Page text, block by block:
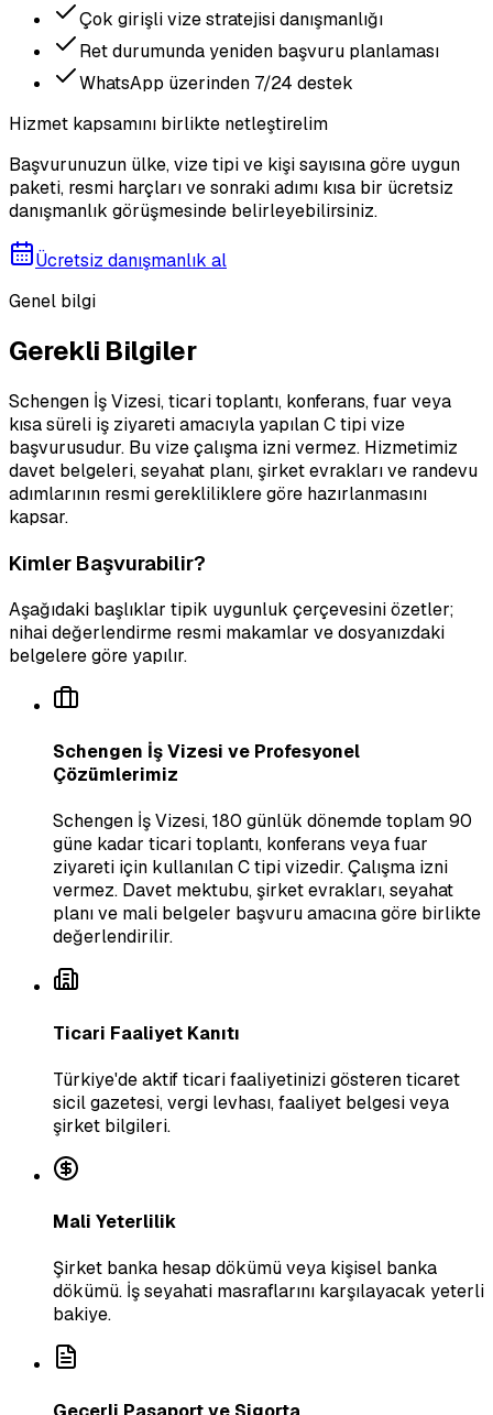
Çok girişli vize stratejisi danışmanlığı
Ret durumunda yeniden başvuru planlaması
WhatsApp üzerinden 7/24 destek
Hizmet kapsamını birlikte netleştirelim
Başvurunuzun ülke, vize tipi ve kişi sayısına göre uygun
paketi, resmi harçları ve sonraki adımı kısa bir ücretsiz
danışmanlık görüşmesinde belirleyebilirsiniz.
Ücretsiz danışmanlık al
Genel bilgi
Gerekli Bilgiler
Schengen İş Vizesi, ticari toplantı, konferans, fuar veya
kısa süreli iş ziyareti amacıyla yapılan C tipi vize
başvurusudur. Bu vize çalışma izni vermez. Hizmetimiz
davet belgeleri, seyahat planı, şirket evrakları ve randevu
adımlarının resmi gerekliliklere göre hazırlanmasını
kapsar.
Kimler Başvurabilir?
Aşağıdaki başlıklar tipik uygunluk çerçevesini özetler;
nihai değerlendirme resmi makamlar ve dosyanızdaki
belgelere göre yapılır.
Schengen İş Vizesi ve Profesyonel
Çözümlerimiz
Schengen İş Vizesi, 180 günlük dönemde toplam 90
güne kadar ticari toplantı, konferans veya fuar
ziyareti için kullanılan C tipi vizedir. Çalışma izni
vermez. Davet mektubu, şirket evrakları, seyahat
planı ve mali belgeler başvuru amacına göre birlikte
değerlendirilir.
Ticari Faaliyet Kanıtı
Türkiye'de aktif ticari faaliyetinizi gösteren ticaret
sicil gazetesi, vergi levhası, faaliyet belgesi veya
şirket bilgileri.
Mali Yeterlilik
Şirket banka hesap dökümü veya kişisel banka
dökümü. İş seyahati masraflarını karşılayacak yeterli
bakiye.